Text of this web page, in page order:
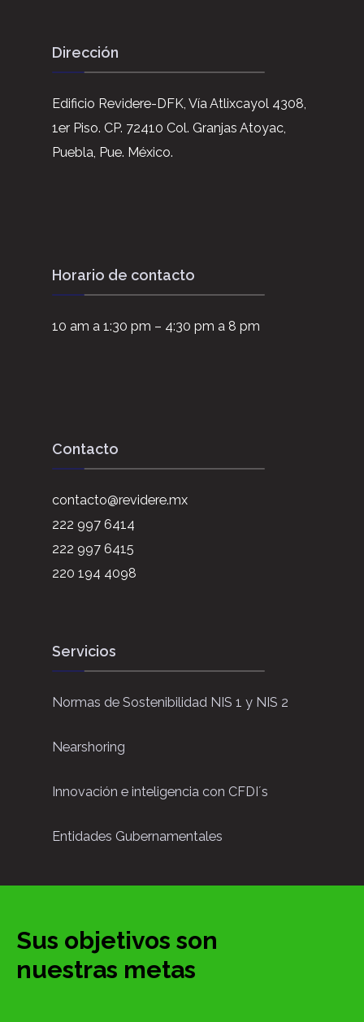
Dirección
Edificio Revidere-DFK, Vía Atlixcayol 4308,
1er Piso. CP. 72410 Col. Granjas Atoyac,
Puebla, Pue. México.
Horario de contacto
10 am a 1:30 pm – 4:30 pm a 8 pm
Contacto
contacto@revidere.mx
222 997 6414
222 997 6415
220 194 4098
Servicios
Normas de Sostenibilidad NIS 1 y NIS 2
Nearshoring
Innovación e inteligencia con CFDI´s
Entidades Gubernamentales
Sus objetivos son
nuestras metas